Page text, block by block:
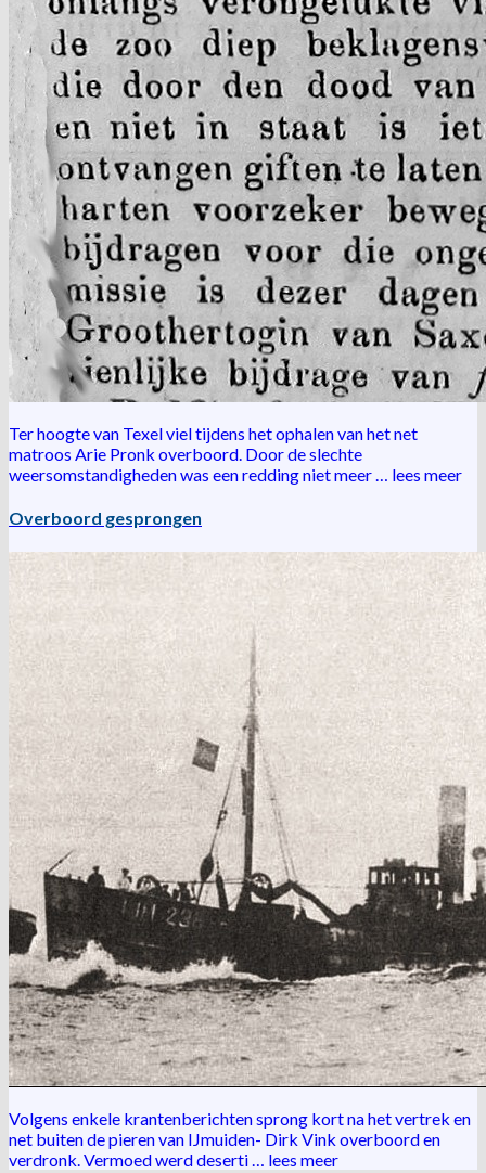
Ter hoogte van Texel viel tijdens het ophalen van het net
matroos Arie Pronk overboord. Door de slechte
weersomstandigheden was een redding niet meer … lees meer
Overboord gesprongen
Volgens enkele krantenberichten sprong kort na het vertrek en
net buiten de pieren van IJmuiden- Dirk Vink overboord en
verdronk. Vermoed werd deserti … lees meer